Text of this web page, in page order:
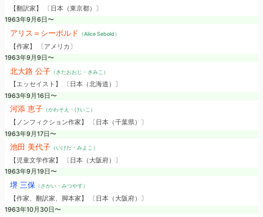
【翻訳家】 〔日本（東京都）〕
1963年9月6日〜
アリス＝シーボルド （Alice Sebold）
【作家】 〔アメリカ〕
1963年9月9日〜
北大路 公子（きたおおじ・きみこ）
【エッセイスト】 〔日本（北海道）〕
1963年9月16日〜
河添 恵子（かわそえ・けいこ）
【ノンフィクション作家】 〔日本（千葉県）〕
1963年9月17日〜
池田 美代子（いけだ・みよこ）
【児童文学作家】 〔日本（大阪府）〕
1963年9月19日〜
堺 三保 （さかい・みつやす）
【作家、翻訳家、脚本家】 〔日本（大阪府）〕
1963年10月30日〜